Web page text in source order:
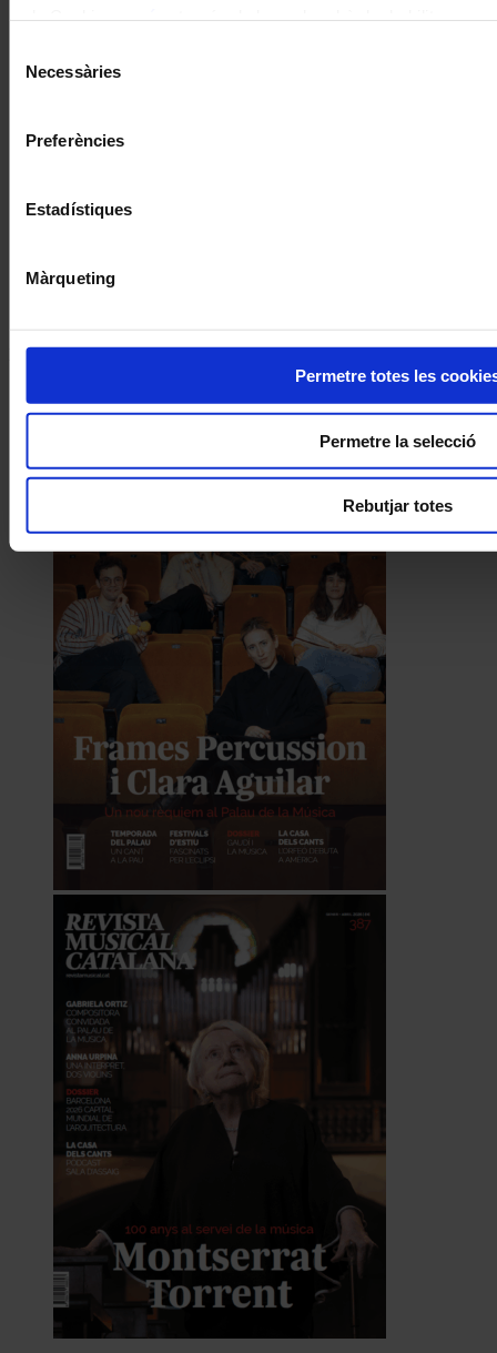
Necessàries
Preferències
Estadístiques
Màrqueting
Permetre totes les
Permetre la selecció
Rebutjar totes
Demestres amb text de Cristina
I gaudeix a més dels següents descomptes:
Descomptes a altres cicles de concerts col·laboradors